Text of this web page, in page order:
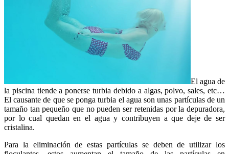
El agua de
la piscina tiende a ponerse turbia debido a algas, polvo, sales, etc…
El causante de que se ponga turbia el agua son unas partículas de un
tamaño tan pequeño que no pueden ser retenidas por la depuradora,
por lo cual quedan en el agua y contribuyen a que deje de ser
cristalina.
Para la eliminación de estas partículas se deben de utilizar los